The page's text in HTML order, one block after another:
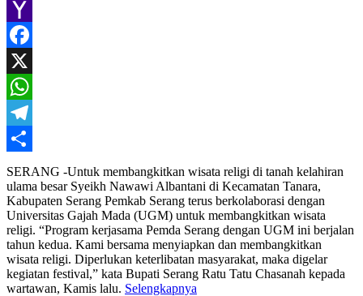
Gmail
Yahoo
Mail
Facebook
X
WhatsApp
Telegram
Share
SERANG -Untuk membangkitkan wisata religi di tanah kelahiran
ulama besar Syeikh Nawawi Albantani di Kecamatan Tanara,
Kabupaten Serang Pemkab Serang terus berkolaborasi dengan
Universitas Gajah Mada (UGM) untuk membangkitkan wisata
religi. “Program kerjasama Pemda Serang dengan UGM ini berjalan
tahun kedua. Kami bersama menyiapkan dan membangkitkan
wisata religi. Diperlukan keterlibatan masyarakat, maka digelar
kegiatan festival,” kata Bupati Serang Ratu Tatu Chasanah kepada
wartawan, Kamis lalu. Selengkapnya